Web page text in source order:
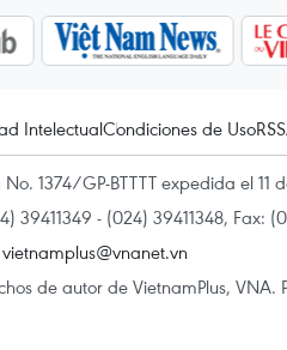
IntelectualCondiciones de UsoRSS
No. 1374/GP-BTTTT expedida el
39411349 - (024) 39411348, Fax:
vietnamplus@vnanet.vn
de autor de VietnamPlus,